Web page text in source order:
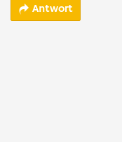
Antwort